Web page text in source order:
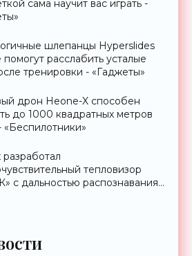
сама научит вас играть -
шлепанцы Hyperslides
помогут расслабить усталые
тренировки - «Гаджеты»
дрон Heone-X способен
до 1000 квадратных метров
«Беспилотники»
разработал
тепловизор
с дальностью распознавания